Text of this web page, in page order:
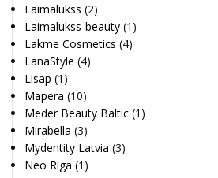
Laimalukss (2)
Laimalukss-beauty (1)
Lakme Cosmetics (4)
LanaStyle (4)
Lisap (1)
Mapera (10)
Meder Beauty Baltic (1)
Mirabella (3)
Mydentity Latvia (3)
Neo Riga (1)